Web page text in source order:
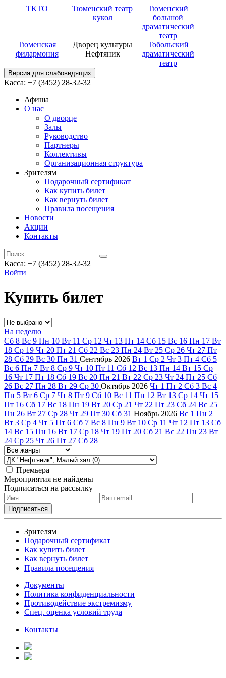
ТКТО
Тюменский театр
кукол
Тюменский
большой
драматический
театр
Тюменская
филармония
Дворец культуры
Нефтяник
Тобольский
драматический
театр
Версия для слабовидящих
Касса: +7 (3452) 28-32-32
Афиша
О нас
О дворце
Залы
Руководство
Партнеры
Коллективы
Организационная структура
Зрителям
Подарочный сертификат
Как купить билет
Как вернуть билет
Правила посещения
Новости
Акции
Контакты
Касса: +7 (3452) 28-32-32
Войти
Купить билет
На неделю
Сб 8 Вс 9 Пн 10 Вт 11 Ср 12 Чт 13 Пт 14 Сб 15 Вс 16 Пн 17 Вт
18 Ср 19 Чт 20 Пт 21 Сб 22 Вс 23 Пн 24 Вт 25 Ср 26 Чт 27 Пт
28 Сб 29 Вс 30 Пн 31 Сентябрь 2026 Вт 1 Ср 2 Чт 3 Пт 4 Сб 5
Вс 6 Пн 7 Вт 8 Ср 9 Чт 10 Пт 11 Сб 12 Вс 13 Пн 14 Вт 15 Ср
16 Чт 17 Пт 18 Сб 19 Вс 20 Пн 21 Вт 22 Ср 23 Чт 24 Пт 25 Сб
26 Вс 27 Пн 28 Вт 29 Ср 30 Октябрь 2026 Чт 1 Пт 2 Сб 3 Вс 4
Пн 5 Вт 6 Ср 7 Чт 8 Пт 9 Сб 10 Вс 11 Пн 12 Вт 13 Ср 14 Чт 15
Пт 16 Сб 17 Вс 18 Пн 19 Вт 20 Ср 21 Чт 22 Пт 23 Сб 24 Вс 25
Пн 26 Вт 27 Ср 28 Чт 29 Пт 30 Сб 31 Ноябрь 2026 Вс 1 Пн 2
Вт 3 Ср 4 Чт 5 Пт 6 Сб 7 Вс 8 Пн 9 Вт 10 Ср 11 Чт 12 Пт 13 Сб
14 Вс 15 Пн 16 Вт 17 Ср 18 Чт 19 Пт 20 Сб 21 Вс 22 Пн 23 Вт
24 Ср 25 Чт 26 Пт 27 Сб 28
Премьера
Мероприятия не найдены
Подписаться на рассылку
Зрителям
Подарочный сертификат
Как купить билет
Как вернуть билет
Правила посещения
Документы
Политика конфиденциальности
Противодействие экстремизму
Спец. оценка условий труда
Контакты